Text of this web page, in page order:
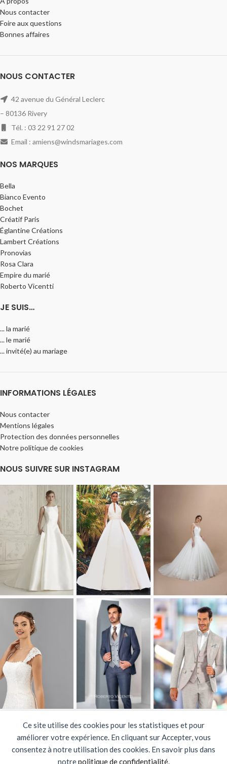
Ce site utilise des cookies pour les statistiques et pour
améliorer votre expérience. En cliquant sur Accepter, vous
consentez à notre utilisation des cookies. En savoir plus dans
notrepolitique de confidentialité.
Nous contacter
Foire aux questions
Bonnes affaires
NOUS CONTACTER
42 avenue du Général Leclerc
– 80136 Rivery
Tél. : 03 22 91 27 02
Email : amiens@windsmariages.com
NOS MARQUES
Bella
Bianco Evento
Bochet
Créatif Paris
Églantine Créations
Lambert Créations
Pronovias
Rosa Clara
Empire du marié
Roberto Vicentti
JE SUIS…
... la marié
... le marié
... invité(e) au mariage
INFORMATIONS LÉGALES
Nous contacter
Mentions légales
Protection des données personnelles
Notre politique de cookies
NOUS SUIVRE SUR INSTAGRAM
2026 Création Plan du site